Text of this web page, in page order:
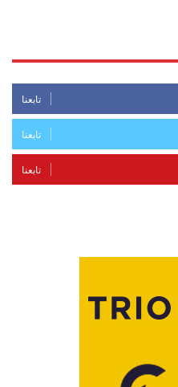
تابعنا
تابعنا
تابعنا